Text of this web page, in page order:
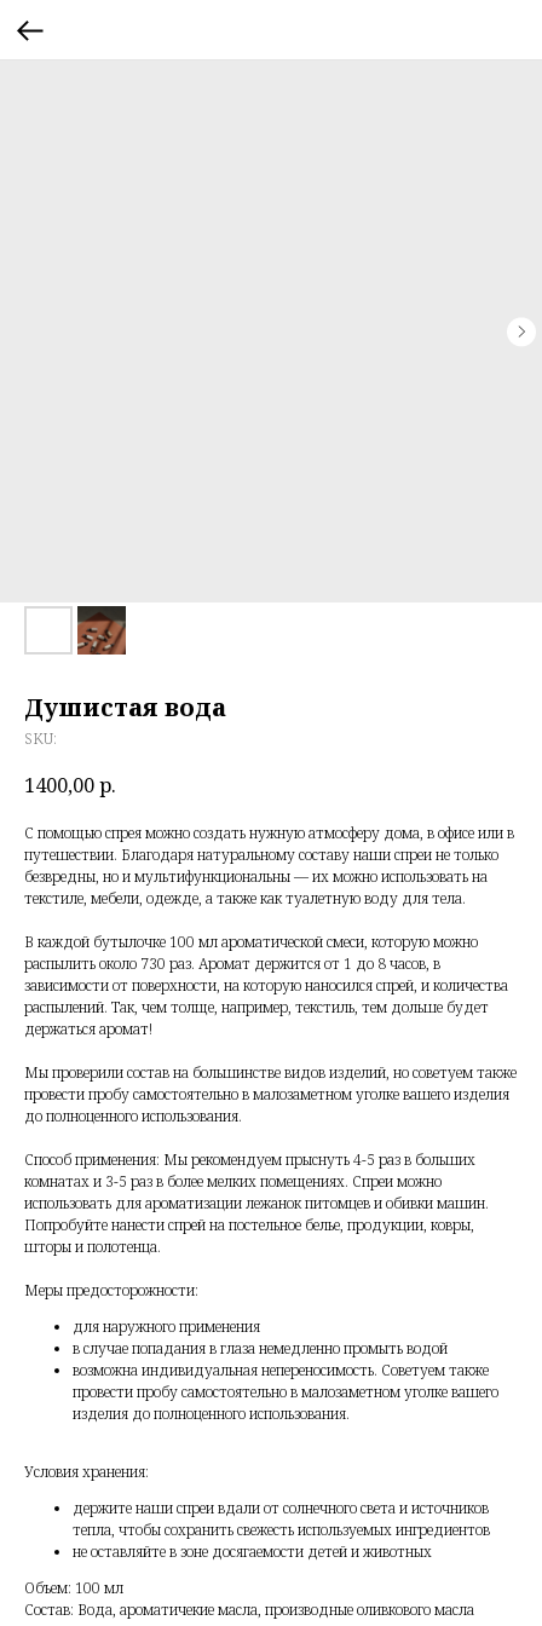
Душистая вода
SKU:
1400,00р.
С помощью спрея можно создать нужную атмосферу дома, в офисе или в
путешествии. Благодаря натуральному составу наши спреи не только
безвредны, но и мультифункциональны — их можно использовать на
текстиле, мебели, одежде, а также как туалетную воду для тела.
В каждой бутылочке 100 мл ароматической смеси, которую можно
распылить около 730 раз. Аромат держится от 1 до 8 часов, в
зависимости от поверхности, на которую наносился спрей, и количества
распылений. Так, чем толще, например, текстиль, тем дольше будет
держаться аромат!
Мы проверили состав на большинстве видов изделий, но советуем также
провести пробу самостоятельно в малозаметном уголке вашего изделия
до полноценного использования.
Способ применения: Мы рекомендуем прыснуть 4-5 раз в больших
комнатах и 3-5 раз в более мелких помещениях. Спреи можно
использовать для ароматизации лежанок питомцев и обивки машин.
Попробуйте нанести спрей на постельное белье, продукции, ковры,
шторы и полотенца.
Меры предосторожности:
для наружного применения
в случае попадания в глаза немедленно промыть водой
возможна индивидуальная непереносимость. Советуем также
провести пробу самостоятельно в малозаметном уголке вашего
изделия до полноценного использования.
Условия хранения:
держите наши спреи вдали от солнечного света и источников
тепла, чтобы сохранить свежесть используемых ингредиентов
не оставляйте в зоне досягаемости детей и животных
Объем: 100 мл
Состав: Вода, ароматичекие масла, производные оливкового масла